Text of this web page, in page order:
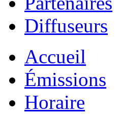
Diffuseurs
Accueil
Émissions
Horaire